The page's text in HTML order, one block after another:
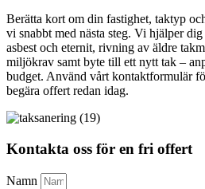
Berätta kort om din fastighet, taktyp
vi snabbt med nästa steg. Vi hjälper
asbest och eternit, rivning av äldre
miljökrav samt byte till ett nytt tak –
budget. Använd vårt kontaktformulär
begära offert redan idag.
Kontakta oss för en fri offert
Namn